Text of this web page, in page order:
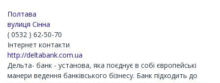
Полтава
вулиця Сінна
( 0532 ) 62-50-70
Інтернет контакти
http://deltabank.com.ua
Дельта- банк - установа, яка поєднує в собі європейські
манери ведення банківського бізнесу. Банк підходить до